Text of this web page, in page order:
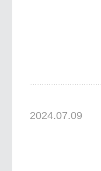
2024.07.09